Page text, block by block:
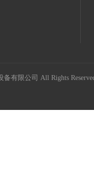
备有限公司 All Rights